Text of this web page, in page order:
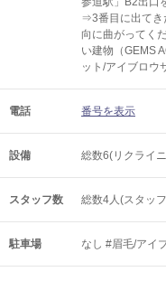
⇒3番目に出てき
向に曲がってく
い建物（GEMS
ット/アイブロウ
電話 番号を表示
設備 総数6(リクライ
スタッフ数 総数4人(スタッ
駐車場 なし #眉毛/アイ